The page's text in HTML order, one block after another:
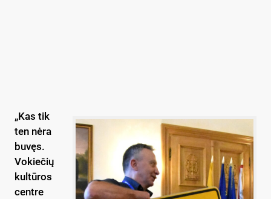
„Kas tik
ten nėra
buvęs.
Vokiečių
kultūros
centre